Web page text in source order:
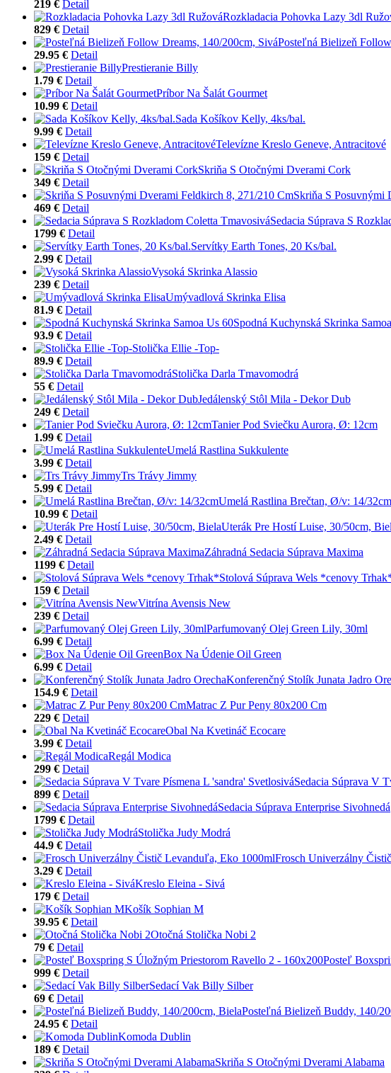
219 € Detail
Rozkladacia Pohovka Lazy 3dl
829 € Detail
Posteľná Bielizeň
29.95 € Detail
Prestieranie Billy
1.79 € Detail
Príbor Na Šalát Gourmet
10.99 € Detail
Sada Košíkov Kelly, 4ks/bal.
9.99 € Detail
Televízne Kreslo Geneve, Antracitové
159 € Detail
Skriňa S Otočnými Dverami Cork
349 € Detail
Skriňa S Posuvnými
469 € Detail
Sedacia Súprava S
1799 € Detail
Servítky Earth Tones, 20 Ks/bal.
2.99 € Detail
Vysoká Skrinka Alassio
239 € Detail
Umývadlová Skrinka Elisa
81.9 € Detail
Spodná Kuchynská Skrinka
93.9 € Detail
Stolička Ellie -Top-
89.9 € Detail
Stolička Darla Tmavomodrá
55 € Detail
Jedálenský Stôl Mila - Dekor Dub
249 € Detail
Tanier Pod Sviečku Aurora, Ø: 12cm
1.99 € Detail
Umelá Rastlina Sukkulente
3.99 € Detail
Trs Trávy Jimmy
5.99 € Detail
Umelá Rastlina Brečtan, Ø/v: 14/32cm
10.99 € Detail
Uterák Pre Hostí Luise, 30/50cm,
2.49 € Detail
Záhradná Sedacia Súprava Maxima
1199 € Detail
Stolová Súprava Wels *cenovy
159 € Detail
Vitrína Avensis New
239 € Detail
Parfumovaný Olej Green Lily, 30ml
6.99 € Detail
Box Na Údenie Oil Green
6.99 € Detail
Konferenčný Stolík Junata Jadro
154.9 € Detail
Matrac Z Pur Peny 80x200 Cm
229 € Detail
Obal Na Kvetináč Ecocare
3.99 € Detail
Regál Modica
299 € Detail
Sedacia Súprava V
899 € Detail
Sedacia Súprava Enterprise Sivohnedá
1799 € Detail
Stolička Judy Modrá
44.9 € Detail
Frosch Univerzálny
3.29 € Detail
Kreslo Eleina - Sivá
179 € Detail
Košík Sophian M
39.95 € Detail
Otočná Stolička Nobi 2
79 € Detail
Posteľ
999 € Detail
Sedací Vak Billy Silber
69 € Detail
Posteľná Bielizeň Buddy, 140/
24.95 € Detail
Komoda Dublin
189 € Detail
Skriňa S Otočnými Dverami Alabama